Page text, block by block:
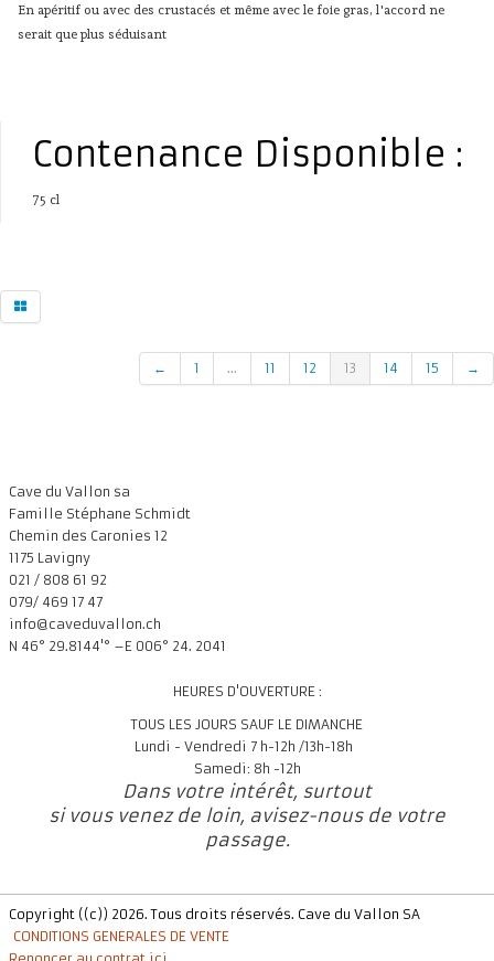
En apéritif ou avec des crustacés et même avec le foie gras, l'accord ne
serait que plus séduisant
Contenance Disponible :
75 cl
← 1 ... 11 12 13 14 15 →
Cave du Vallon sa
Famille Stéphane Schmidt
Chemin des Caronies 12
1175 Lavigny
021 / 808 61 92
079/ 469 17 47
info@caveduvallon.ch
N 46° 29.8144'° –E 006° 24. 2041
HEURES D'OUVERTURE :
TOUS LES JOURS SAUF LE DIMANCHE
Lundi - Vendredi 7 h-12h /13h-18h
Samedi: 8h -12h
Dans votre intérêt, surtout
si vous venez de loin, avisez-nous de votre
passage.
Copyright ((c)) 2026. Tous droits réservés. Cave du Vallon SA
CONDITIONS GENERALES DE VENTE